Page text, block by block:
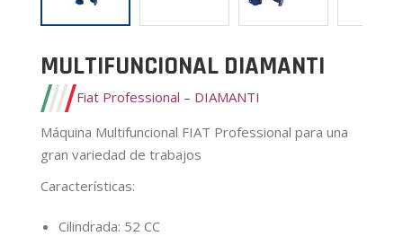
MULTIFUNCIONAL DIAMANTI
Fiat Professional – DIAMANTI
Máquina Multifuncional FIAT Professional para una
gran variedad de trabajos
Características:
Cilindrada: 52 CC